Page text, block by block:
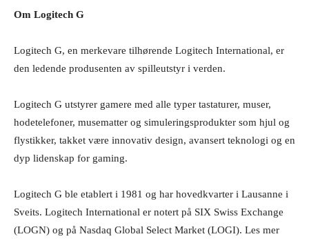
Om Logitech G
Logitech G, en merkevare tilhørende Logitech International, er
den ledende produsenten av spilleutstyr i verden.
Logitech G utstyrer gamere med alle typer tastaturer, muser,
hodetelefoner, musematter og simuleringsprodukter som hjul og
flystikker, takket være innovativ design, avansert teknologi og en
dyp lidenskap for gaming.
Logitech G ble etablert i 1981 og har hovedkvarter i Lausanne i
Sveits. Logitech International er notert på SIX Swiss Exchange
(LOGN) og på Nasdaq Global Select Market (LOGI). Les mer